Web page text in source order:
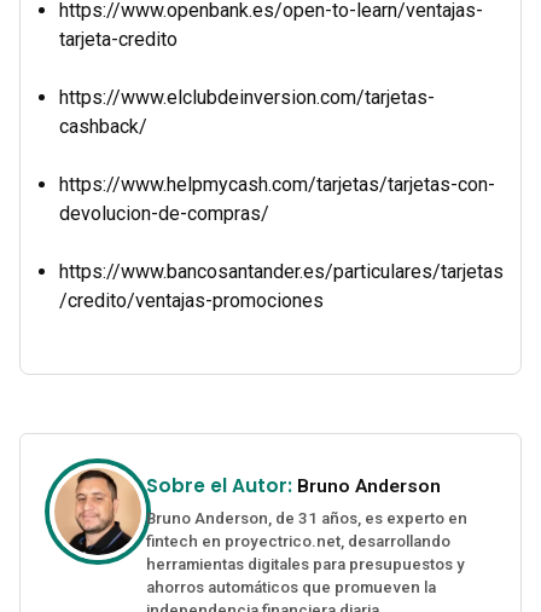
https://www.openbank.es/open-to-learn/ventajas-
tarjeta-credito
https://www.elclubdeinversion.com/tarjetas-
cashback/
https://www.helpmycash.com/tarjetas/tarjetas-con-
devolucion-de-compras/
https://www.bancosantander.es/particulares/tarjetas
/credito/ventajas-promociones
Sobre el Autor: Bruno Anderson
Bruno Anderson, de 31 años, es experto en
fintech en proyectrico.net, desarrollando
herramientas digitales para presupuestos y
ahorros automáticos que promueven la